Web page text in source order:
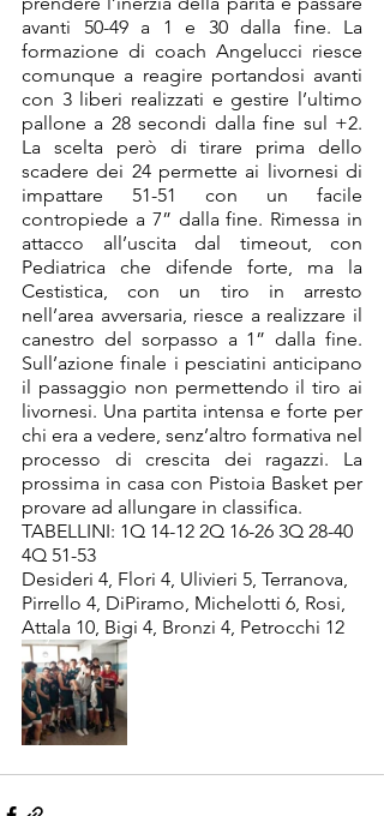
avanti 50-49 a 1 e 30 dalla fine. La
formazione di coach Angelucci riesce
comunque a reagire portandosi avanti
con 3 liberi realizzati e gestire l’ultimo
pallone a 28 secondi dalla fine sul +2.
La scelta però di tirare prima dello
scadere dei 24 permette ai livornesi di
impattare 51-51 con un facile
contropiede a 7” dalla fine. Rimessa in
attacco all’uscita dal timeout, con
Pediatrica che difende forte, ma la
Cestistica, con un tiro in arresto
nell’area avversaria, riesce a realizzare il
canestro del sorpasso a 1” dalla fine.
Sull’azione finale i pesciatini anticipano
il passaggio non permettendo il tiro ai
livornesi. Una partita intensa e forte per
chi era a vedere, senz’altro formativa nel
processo di crescita dei ragazzi. La
prossima in casa con Pistoia Basket per
provare ad allungare in classifica.
TABELLINI: 1Q 14-12 2Q 16-26 3Q 28-40
4Q 51-53
Desideri 4, Flori 4, Ulivieri 5, Terranova,
Pirrello 4, DiPiramo, Michelotti 6, Rosi,
Attala 10, Bigi 4, Bronzi 4, Petrocchi 12